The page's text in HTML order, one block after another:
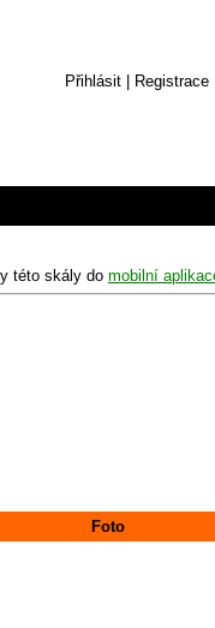
Přihlásit Registrace
této skály do mobilní
Foto